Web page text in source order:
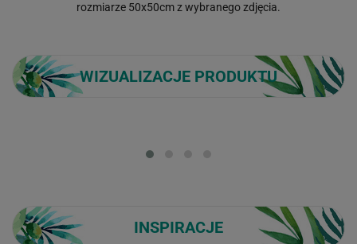
rozmiarze 50x50cm z wybranego zdjęcia.
WIZUALIZACJE PRODUKTU
INSPIRACJE